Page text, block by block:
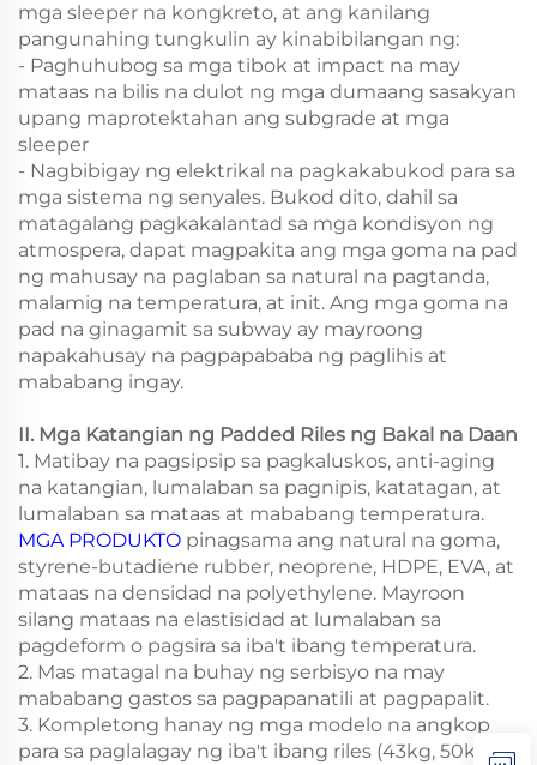
mga sleeper na kongkreto, at ang kanilang
pangunahing tungkulin ay kinabibilangan ng:
- Paghuhubog sa mga tibok at impact na may
mataas na bilis na dulot ng mga dumaang sasakyan
upang maprotektahan ang subgrade at mga
sleeper
- Nagbibigay ng elektrikal na pagkakabukod para sa
mga sistema ng senyales. Bukod dito, dahil sa
matagalang pagkakalantad sa mga kondisyon ng
atmospera, dapat magpakita ang mga goma na pad
ng mahusay na paglaban sa natural na pagtanda,
malamig na temperatura, at init. Ang mga goma na
pad na ginagamit sa subway ay mayroong
napakahusay na pagpapababa ng paglihis at
mababang ingay.
II. Mga Katangian ng Padded Riles ng Bakal na Daan
1. Matibay na pagsipsip sa pagkaluskos, anti-aging
na katangian, lumalaban sa pagnipis, katatagan, at
lumalaban sa mataas at mababang temperatura.
MGA PRODUKTO pinagsama ang natural na goma,
styrene-butadiene rubber, neoprene, HDPE, EVA, at
mataas na densidad na polyethylene. Mayroon
silang mataas na elastisidad at lumalaban sa
pagdeform o pagsira sa iba't ibang temperatura.
2. Mas matagal na buhay ng serbisyo na may
mababang gastos sa pagpapanatili at pagpapalit.
3. Kompletong hanay ng mga modelo na angkop
para sa paglalagay ng iba't ibang riles (43kg, 50kg,